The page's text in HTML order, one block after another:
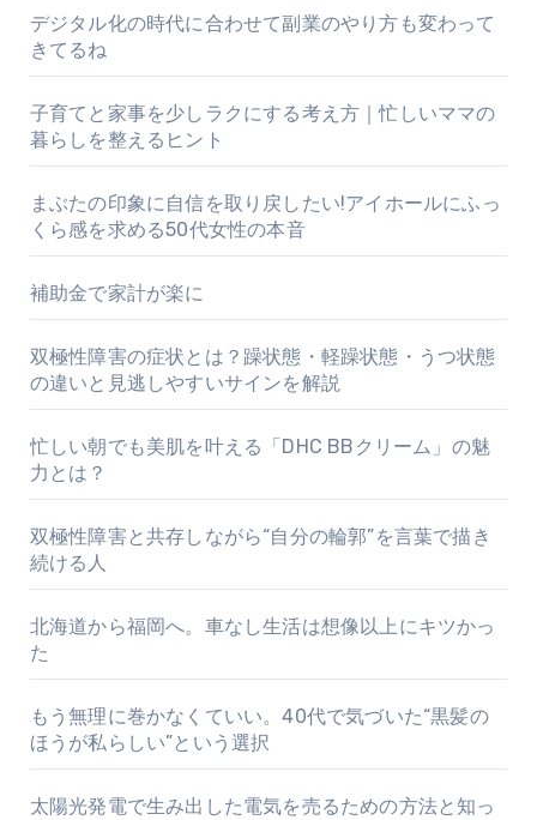
デジタル化の時代に合わせて副業のやり方も変わって
きてるね
子育てと家事を少しラクにする考え方｜忙しいママの
暮らしを整えるヒント
まぶたの印象に自信を取り戻したい!アイホールにふっ
くら感を求める50代女性の本音
補助金で家計が楽に
双極性障害の症状とは？躁状態・軽躁状態・うつ状態
の違いと見逃しやすいサインを解説
忙しい朝でも美肌を叶える「DHC BBクリーム」の魅
力とは？
双極性障害と共存しながら“自分の輪郭”を言葉で描き
続ける人
北海道から福岡へ。車なし生活は想像以上にキツかっ
た
もう無理に巻かなくていい。40代で気づいた“黒髪の
ほうが私らしい”という選択
太陽光発電で生み出した電気を売るための方法と知っ